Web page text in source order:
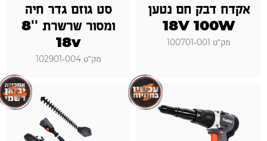
אקדח דבק חם נטען
18V 100W
מק"ט 100701-001
סט גוזם גדר חיה
ומסור שרשרת ''8
18v
מק"ט 102901-004